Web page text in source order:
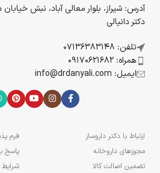
آدرس: شیراز، بلوار معالی آباد، نبش خیابان
دکتر دانیالی
تلفن: 07136383148
همراه: 09170621682
ایمیل: info@drdanyali.com
ارتباط با دکتر داروساز
مجوزهای داروخانه
تضمین اصالت کالا
فرم
پاسخ
شرایط